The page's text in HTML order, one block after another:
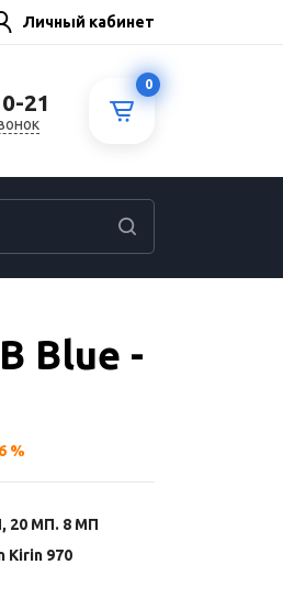
Личный кабинет
21
0
Blue -
%
20 МП. 8 МП
Kirin 970